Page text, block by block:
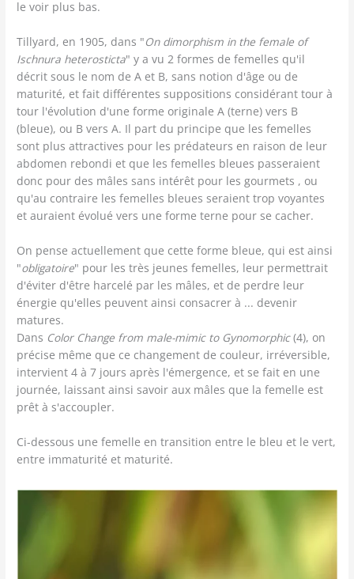
le voir plus bas.
Tillyard, en 1905, dans "On dimorphism in the female of
Ischnura heterosticta" y a vu 2 formes de femelles qu'il
décrit sous le nom de A et B, sans notion d'âge ou de
maturité, et fait différentes suppositions considérant tour à
tour l'évolution d'une forme originale A (terne) vers B
(bleue), ou B vers A. Il part du principe que les femelles
sont plus attractives pour les prédateurs en raison de leur
abdomen rebondi et que les femelles bleues passeraient
donc pour des mâles sans intérêt pour les gourmets , ou
qu'au contraire les femelles bleues seraient trop voyantes
et auraient évolué vers une forme terne pour se cacher.
On pense actuellement que cette forme bleue, qui est ainsi
"obligatoire" pour les très jeunes femelles, leur permettrait
d'éviter d'être harcelé par les mâles, et de perdre leur
énergie qu'elles peuvent ainsi consacrer à ... devenir
matures.
Dans Color Change from male-mimic to Gynomorphic(4), on
précise même que ce changement de couleur, irréversible,
intervient 4 à 7 jours après l'émergence, et se fait en une
journée, laissant ainsi savoir aux mâles que la femelle est
prêt à s'accoupler.
Ci-dessous une femelle en transition entre le bleu et le vert,
entre immaturité et maturité.